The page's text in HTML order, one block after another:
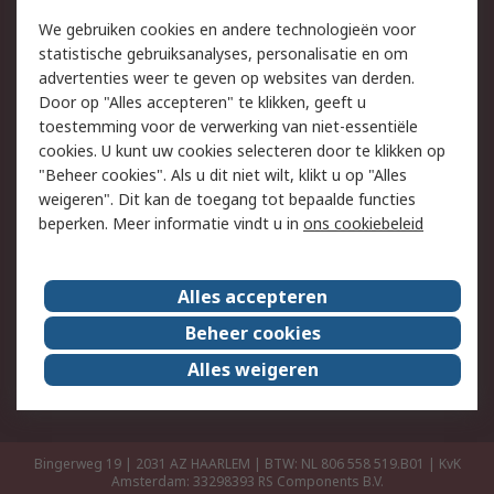
Track & Trace
Wettelijk
Cookiebeleid
Email veiligheid
Privacybeleid
Websitevoorwaarden
Algemene
verkoopvoorwaarden
Over RS
RS Group
Over ons
RS wereldwijd
Werken bij RS
ESG
Bingerweg 19 | 2031 AZ HAARLEM | BTW: NL 806 558 519.B01 | KvK
Amsterdam: 33298393 RS Components B.V.
We gebruiken cookies en andere technologieën voor
statistische gebruiksanalyses, personalisatie en om
advertenties weer te geven op websites van derden.
Door op "Alles accepteren" te klikken, geeft u
toestemming voor de verwerking van niet-essentiële
cookies. U kunt uw cookies selecteren door te klikken op
"Beheer cookies". Als u dit niet wilt, klikt u op "Alles
weigeren". Dit kan de toegang tot bepaalde functies
beperken. Meer informatie vindt u in ons cookiebeleid
Alles accepteren
Beheer cookies
Alles weigeren